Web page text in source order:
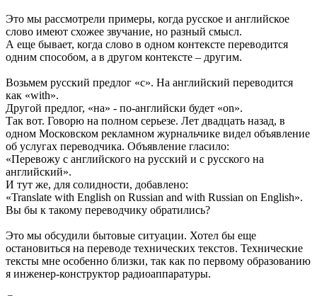
Это мы рассмотрели примеры, когда русское и английское
слово имеют схожее звучание, но разный смысл.
А еще бывает, когда слово в одном контексте переводится
одним способом, а в другом контексте – другим.
Возьмем русский предлог «с». На английский переводится
как «with».
Другой предлог, «на» - по-английски будет «on».
Так вот. Говорю на полном серьезе. Лет двадцать назад, в
одном Московском рекламном журнальчике видел объявление
об услугах переводчика. Объявление гласило:
«Перевожу с английского на русский и с русского на
английский».
И тут же, для солидности, добавлено:
«Translate with English on Russian and with Russian on English».
Вы бы к такому переводчику обратились?
Это мы обсудили бытовые ситуации. Хотел бы еще
остановиться на переводе технических текстов. Технические
тексты мне особенно близки, так как по первому образованию
я инженер-конструктор радиоаппаратуры.